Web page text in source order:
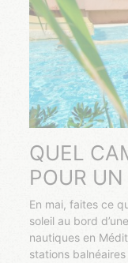
QUEL
POUR
En mai, faites ce qu’il vous plaît. Bronzez sur un bain de
soleil au bord
nautiques en
stations